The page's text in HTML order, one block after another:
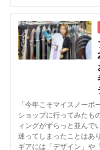
「今年こそマイスノーボ
ショップに行ってみたも
ィングがずらっと並んで
迷ってしまったことはあ
ギアには「デザイン」や「